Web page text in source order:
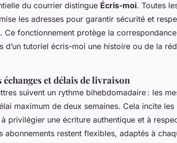
du courrier distingue Écris-moi. Toutes
les adresses pour garantir sécurité et
Ce fonctionnement protège la
d’un tutoriel écris-moi une histoire ou de la
et délais de livraison
suivent un rythme bihebdomadaire : les
maximum de deux semaines. Cela incite
privilégier une écriture authentique et à
abonnements restent flexibles, adaptés à